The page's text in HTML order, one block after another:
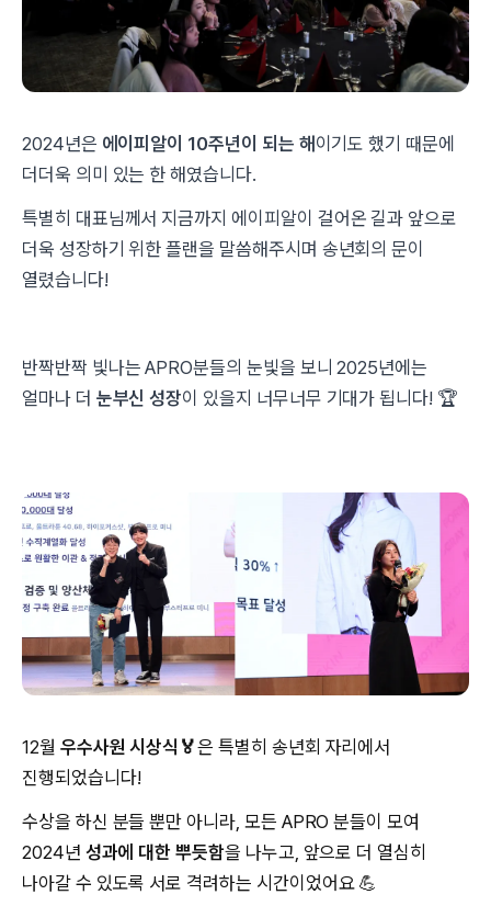
2024년은 에이피알이 10주년이 되는 해이기도 했기 때문에
더더욱 의미 있는 한 해였습니다.
특별히 대표님께서 지금까지 에이피알이 걸어온 길과 앞으로
더욱 성장하기 위한 플랜을 말씀해주시며 송년회의 문이
열렸습니다!
반짝반짝 빛나는 APRO분들의 눈빛을 보니 2025년에는
얼마나 더 눈부신 성장이 있을지 너무너무 기대가 됩니다! 🏆
12월 우수사원 시상식🏅은 특별히 송년회 자리에서
진행되었습니다!
수상을 하신 분들 뿐만 아니라, 모든 APRO 분들이 모여
2024년 성과에 대한 뿌듯함을 나누고, 앞으로 더 열심히
나아갈 수 있도록 서로 격려하는 시간이었어요 💪